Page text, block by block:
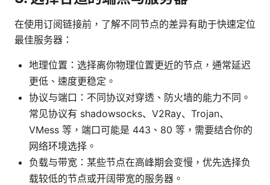
在使用订阅链接前，了解不同节点的差异有助于快速定位
最佳服务器：
地理位置：选择离你物理位置更近的节点，通常延迟
更低、速度更稳定。
协议与端口：不同协议对穿透、防火墙的能力不同。
常见协议有 shadowsocks、V2Ray、Trojan、
VMess 等，端口可能是 443、80 等，需要结合你的
网络环境选择。
负载与带宽：某些节点在高峰期会变慢，优先选择负
载较低的节点或开阔带宽的服务器。